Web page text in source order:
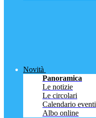
Novità
Panoramica
Le notizie
Le circolari
Calendario eventi
Albo online